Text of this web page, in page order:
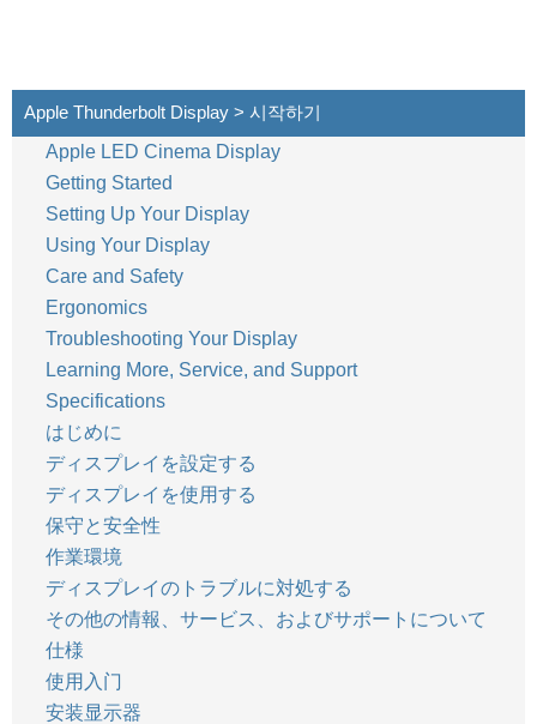
60 한국어
Apple Thunderbolt Display > 시작하기
Apple LED Cinema Display
Getting Started
Setting Up Your Display
Using Your Display
Care and Safety
Ergonomics
Troubleshooting Your Display
Learning More, Service, and Support
Specifications
はじめに
ディスプレイを設定する
ディスプレイを使用する
保守と安全性
作業環境
ディスプレイのトラブルに対処する
その他の情報、サービス、およびサポートについて
仕様
使用入门
安装显示器